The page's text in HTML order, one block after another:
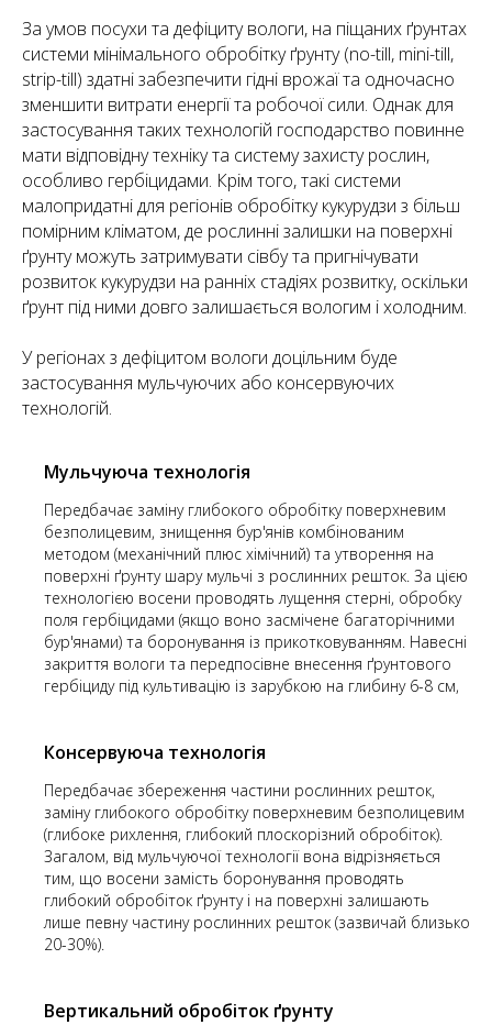
За умов посухи та дефіциту вологи, на піщаних ґрунтах
системи мінімального обробітку ґрунту (no-till, mini-till,
strip-till) здатні забезпечити гідні врожаї та одночасно
зменшити витрати енергії та робочої сили. Однак для
застосування таких технологій господарство повинне
мати відповідну техніку та систему захисту рослин,
особливо гербіцидами. Крім того, такі системи
малопридатні для регіонів обробітку кукурудзи з більш
помірним кліматом, де рослинні залишки на поверхні
ґрунту можуть затримувати сівбу та пригнічувати
розвиток кукурудзи на ранніх стадіях розвитку, оскільки
ґрунт під ними довго залишається вологим і холодним.
У регіонах з дефіцитом вологи доцільним буде
застосування мульчуючих або консервуючих
технологій.
Мульчуюча технологія
Передбачає заміну глибокого обробітку поверхневим
безполицевим, знищення бур'янів комбінованим
методом (механічний плюс хімічний) та утворення на
поверхні ґрунту шару мульчі з рослинних решток. За цією
технологією восени проводять лущення стерні, обробку
поля гербіцидами (якщо воно засмічене багаторічними
бур'янами) та боронування із прикотковуванням. Навесні
закриття вологи та передпосівне внесення ґрунтового
гербіциду під культивацію із зарубкою на глибину 6-8 см,
Консервуюча технологія
Передбачає збереження частини рослинних решток,
заміну глибокого обробітку поверхневим безполицевим
(глибоке рихлення, глибокий плоскорізний обробіток).
Загалом, від мульчуючої технології вона відрізняється
тим, що восени замість боронування проводять
глибокий обробіток ґрунту і на поверхні залишають
лише певну частину рослинних решток (зазвичай близько
20-30%).
Вертикальний обробіток ґрунту